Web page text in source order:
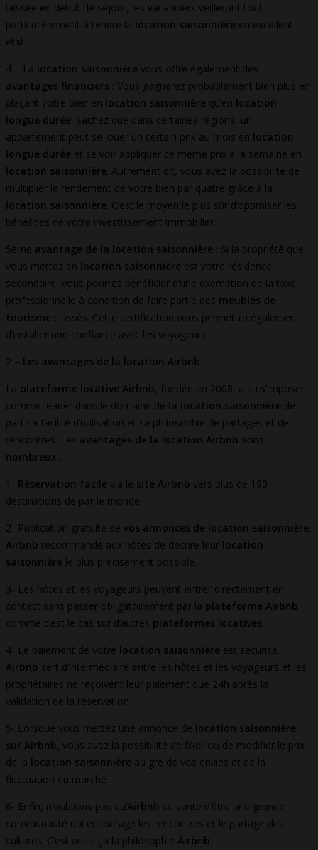
laissée en début de séjour, les vacanciers veilleront tout
particulièrement à rendre la location saisonnière en excellent
état.
4 – La location saisonnière vous offre également des
avantages financiers : Vous gagnerez probablement bien plus en
plaçant votre bien en location saisonnière qu’en location
longue durée. Sachez que dans certaines régions, un
appartement peut se louer un certain prix au mois en location
longue durée et se voir appliquer ce même prix à la semaine en
location saisonnière. Autrement dit, vous avez la possibilité de
multiplier le rendement de votre bien par quatre grâce à la
location saisonnière. C’est le moyen le plus sûr d’optimiser les
bénéfices de votre investissement immobilier.
5ème avantage de la location saisonnière : Si la propriété que
vous mettez en location saisonnière est votre résidence
secondaire, vous pourrez bénéficier d’une exemption de la taxe
professionnelle à condition de faire partie des meublés de
tourisme classés. Cette certification vous permettra également
d’installer une confiance avec les voyageurs.
2 – Les avantages de la location Airbnb
La plateforme locative Airbnb, fondée en 2008, a su s’imposer
comme leader dans le domaine de la location saisonnière de
part sa facilité d’utilisation et sa philosophie de partages et de
rencontres. Les avantages de la location Airbnb sont
nombreux :
1- Réservation facile via le site Airbnb vers plus de 190
destinations de par le monde.
2- Publication gratuite de vos annonces de location saisonnière.
Airbnb recommande aux hôtes de décrire leur location
saisonnière le plus précisément possible.
3- Les hôtes et les voyageurs peuvent entrer directement en
contact sans passer obligatoirement par la plateforme Airbnb
comme c’est le cas sur d’autres plateformes locatives.
4- Le paiement de votre location saisonnière est sécurisé.
Airbnb sert d’intermédiaire entre les hôtes et les voyageurs et les
propriétaires ne reçoivent leur paiement que 24h après la
validation de la réservation.
5- Lorsque vous mettez une annonce de location saisonnière
sur Airbnb, vous avez la possibilité de fixer ou de modifier le prix
de la location saisonnière au grè de vos envies et de la
fluctuation du marché.
6- Enfin, n’oublions pas qu’Airbnb se vante d’être une grande
communauté qui encourage les rencontres et le partage des
cultures. C’est aussi ça la philosophie Airbnb.